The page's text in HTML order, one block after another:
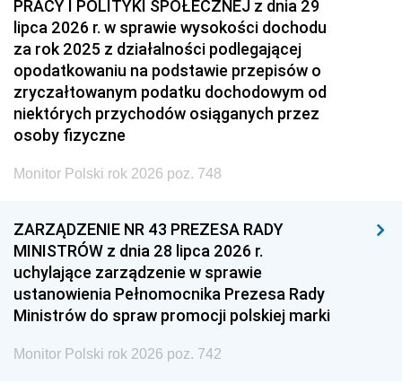
PRACY I POLITYKI SPOŁECZNEJ z dnia 29
lipca 2026 r. w sprawie wysokości dochodu
za rok 2025 z działalności podlegającej
opodatkowaniu na podstawie przepisów o
zryczałtowanym podatku dochodowym od
niektórych przychodów osiąganych przez
osoby fizyczne
Monitor Polski rok 2026 poz. 748
ZARZĄDZENIE NR 43 PREZESA RADY
MINISTRÓW z dnia 28 lipca 2026 r.
uchylające zarządzenie w sprawie
ustanowienia Pełnomocnika Prezesa Rady
Ministrów do spraw promocji polskiej marki
Monitor Polski rok 2026 poz. 742